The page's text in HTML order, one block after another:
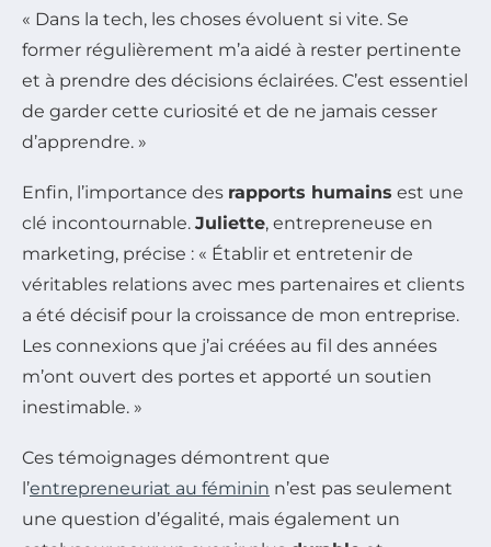
« Dans la tech, les choses évoluent si vite. Se
former régulièrement m’a aidé à rester pertinente
et à prendre des décisions éclairées. C’est essentiel
de garder cette curiosité et de ne jamais cesser
d’apprendre. »
Enfin, l’importance des rapports humains est une
clé incontournable. Juliette, entrepreneuse en
marketing, précise : « Établir et entretenir de
véritables relations avec mes partenaires et clients
a été décisif pour la croissance de mon entreprise.
Les connexions que j’ai créées au fil des années
m’ont ouvert des portes et apporté un soutien
inestimable. »
Ces témoignages démontrent que
l’entrepreneuriat au féminin n’est pas seulement
une question d’égalité, mais également un